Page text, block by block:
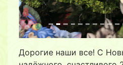
Дорогие наши все! С